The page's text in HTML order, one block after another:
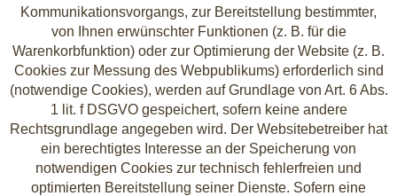
Kommunikationsvorgangs, zur Bereitstellung bestimmter,
von Ihnen erwünschter Funktionen (z. B. für die
Warenkorbfunktion) oder zur Optimierung der Website (z. B.
Cookies zur Messung des Webpublikums) erforderlich sind
(notwendige Cookies), werden auf Grundlage von Art. 6 Abs.
1 lit. f DSGVO gespeichert, sofern keine andere
Rechtsgrundlage angegeben wird. Der Websitebetreiber hat
ein berechtigtes Interesse an der Speicherung von
notwendigen Cookies zur technisch fehlerfreien und
optimierten Bereitstellung seiner Dienste. Sofern eine